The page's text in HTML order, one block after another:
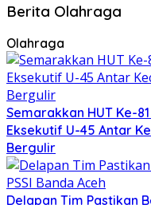
Berita Olahraga
Olahraga
Semarakkan HUT Ke-
Eksekutif U-45 Antar
Bergulir
Delapan Tim Pastikan